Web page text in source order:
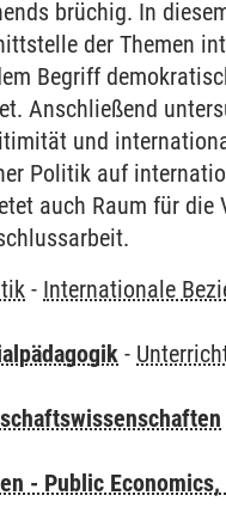
brüchig. In
der Themen
Begriff
Anschließend
und
Politik auf
auch Raum für die
- Internationale
-
- Public